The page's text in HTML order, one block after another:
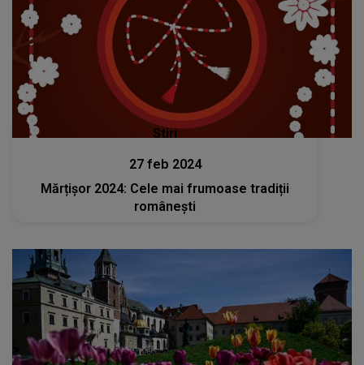
Stiri
27 feb 2024
Mărțișor 2024: Cele mai frumoase tradiții
românești